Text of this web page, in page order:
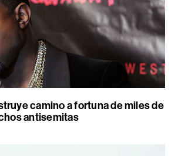
camino a fortuna de miles de
antisemitas